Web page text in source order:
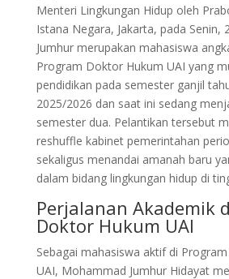
Menteri Lingkungan Hidup oleh
Istana Negara, Jakarta, pada Senin,
Jumhur merupakan mahasiswa
Program Doktor Hukum UAI yang
pendidikan pada semester ganjil
2025/2026 dan saat ini sedang
semester dua. Pelantikan tersebut
reshuffle kabinet pemerintahan
sekaligus menandai amanah baru
dalam bidang lingkungan hidup di
Perjalanan Akademik
Doktor Hukum UAI
Sebagai mahasiswa aktif di
UAI, Mohammad Jumhur Hidayat